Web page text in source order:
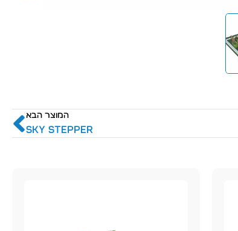
המוצר הבא
SKY STEPPER